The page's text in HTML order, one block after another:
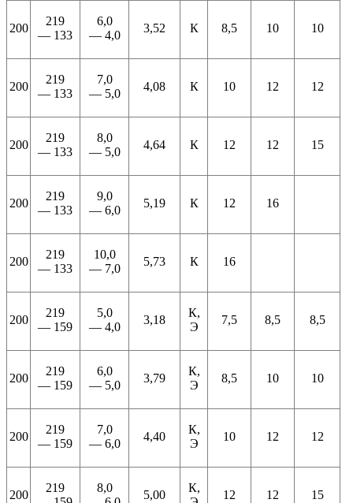
200
219
— 133
6,0
— 4,0
3,52 К 8,5 10 10
200
219
— 133
7,0
— 5,0
4,08 К 10 12 12
200
219
— 133
8,0
— 5,0
4,64 К 12 12 15
200
219
— 133
9,0
— 6,0
5,19 К 12 16
200
219
— 133
10,0
— 7,0
5,73 К 16
200
219
— 159
5,0
— 4,0
3,18
К,
Э
7,5 8,5 8,5
200
219
— 159
6,0
— 5,0
3,79
К,
Э
8,5 10 10
200
219
— 159
7,0
— 6,0
4,40
К,
Э
10 12 12
200
219
8,0
5,00
К,
12 12 15